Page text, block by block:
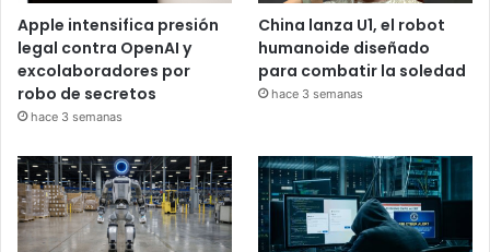
Apple intensifica presión
legal contra OpenAI y
excolaboradores por
robo de secretos
hace 3 semanas
China lanza U1, el robot
humanoide diseñado
para combatir la soledad
hace 3 semanas